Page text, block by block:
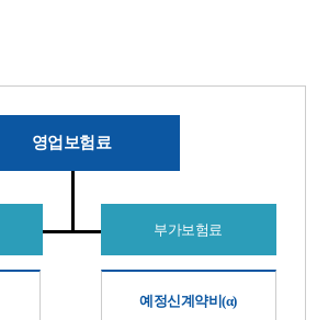
영업보험료
부가보험료
예정신계약비(α)